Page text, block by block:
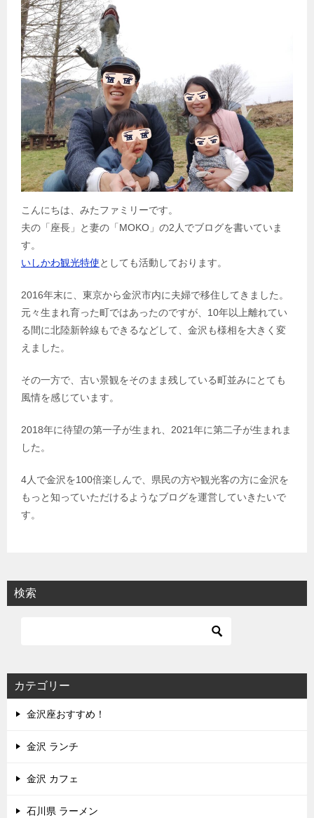
こんにちは、みたファミリーです。
夫の「座長」と妻の「MOKO」の2人でブログを書いていま
す。
いしかわ観光特使としても活動しております。
2016年末に、東京から金沢市内に夫婦で移住してきました。
元々生まれ育った町ではあったのですが、10年以上離れてい
る間に北陸新幹線もできるなどして、金沢も様相を大きく変
えました。
その一方で、古い景観をそのまま残している町並みにとても
風情を感じています。
2018年に待望の第一子が生まれ、2021年に第二子が生まれま
した。
4人で金沢を100倍楽しんで、県民の方や観光客の方に金沢を
もっと知っていただけるようなブログを運営していきたいで
す。
検索
カテゴリー
金沢座おすすめ！
金沢 ランチ
金沢 カフェ
石川県 ラーメン